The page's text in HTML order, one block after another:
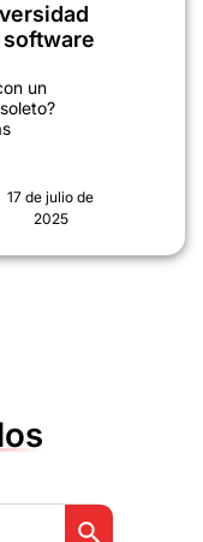
software
un
17 de julio de
2025
Botón de